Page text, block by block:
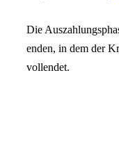
Die
enden, in dem der
vollendet.